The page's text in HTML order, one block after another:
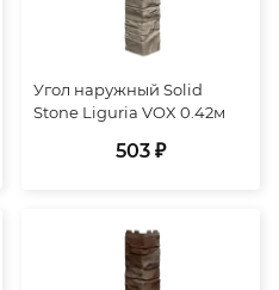
Угол наружный Solid
Stone Liguria VOX 0.42м
503 ₽